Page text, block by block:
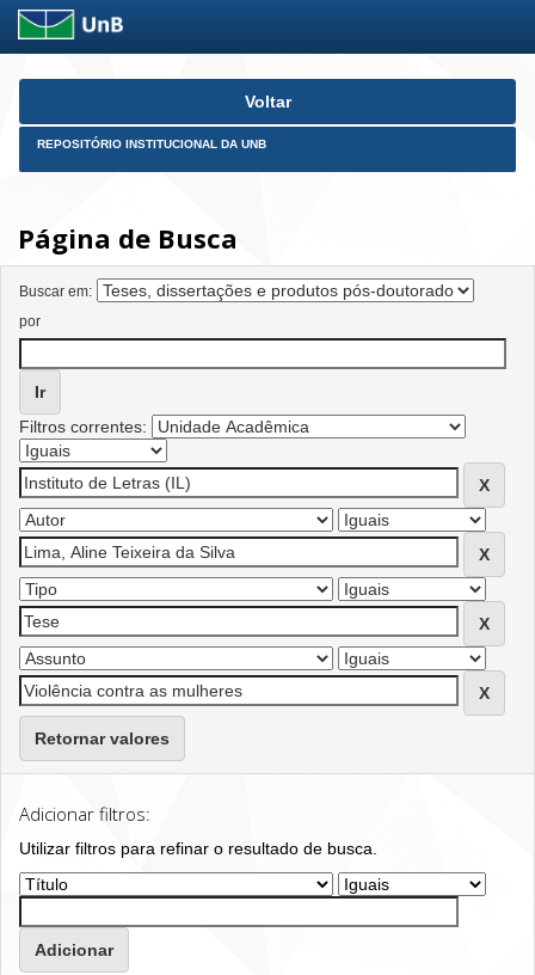
Skip
Voltar
REPOSITÓRIO INSTITUCIONAL DA UNB
Página de Busca
Buscar em:
por
Filtros correntes:
Retornar valores
Adicionar filtros:
Utilizar filtros para refinar o resultado de busca.